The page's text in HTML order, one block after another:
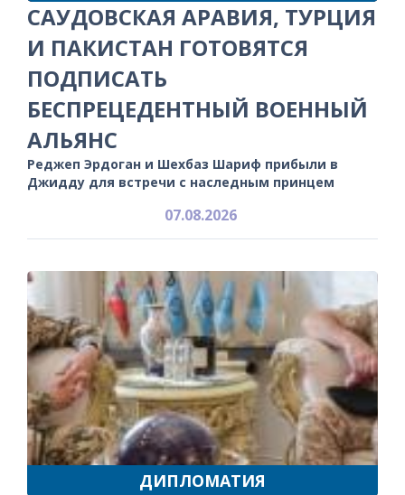
САУДОВСКАЯ АРАВИЯ, ТУРЦИЯ
И ПАКИСТАН ГОТОВЯТСЯ
ПОДПИСАТЬ
БЕСПРЕЦЕДЕНТНЫЙ ВОЕННЫЙ
АЛЬЯНС
Реджеп Эрдоган и Шехбаз Шариф прибыли в
Джидду для встречи с наследным принцем
07.08.2026
ДИПЛОМАТИЯ